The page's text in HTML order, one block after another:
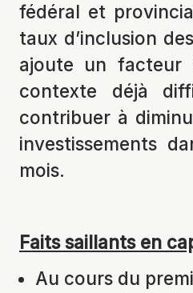
fédéral et
taux d’inclusion
ajoute un facteur
contexte déjà
contribuer à
investissements
mois.
Faits saillants en
Au cours du